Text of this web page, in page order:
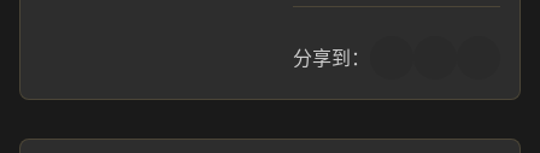
分享到：